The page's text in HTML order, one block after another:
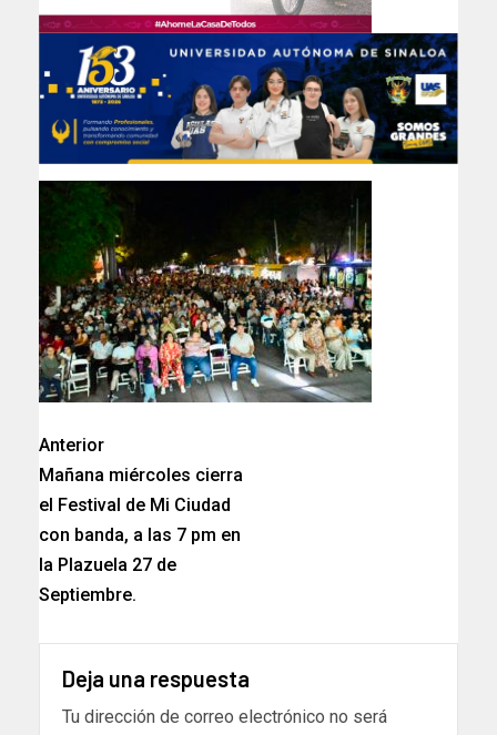
Anterior
Mañana miércoles cierra
el Festival de Mi Ciudad
con banda, a las 7 pm en
la Plazuela 27 de
Septiembre.
Deja una respuesta
Tu dirección de correo electrónico no será